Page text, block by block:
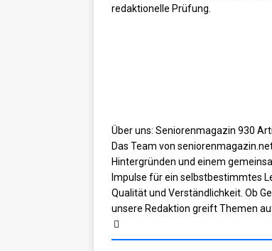
redaktionelle Prüfung.
Über uns: Seniorenmagazin 930
Das Team von
Hintergründen und einem
Impulse für ein selbstbestimmtes
Qualität und Verständlichkeit. Ob
unsere Redaktion greift Themen